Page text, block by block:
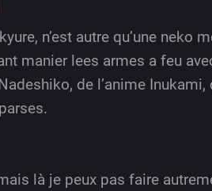
n’est autre qu’une
manier lees armes a feu
de l’anime
là je peux pas faire